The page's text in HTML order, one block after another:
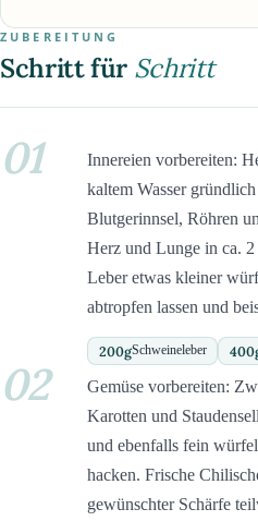
ZUBEREITUNG
Schritt für Schritt
01
Innereien vorbereiten:
kaltem Wasser
Blutgerinnsel, Röhren
Herz und Lunge in ca.
Leber etwas kleiner
abtropfen lassen und
200gSchweineleber 400
02
Gemüse vorbereiten:
Karotten und
und ebenfalls fein
hacken. Frische
gewünschter Schärfe